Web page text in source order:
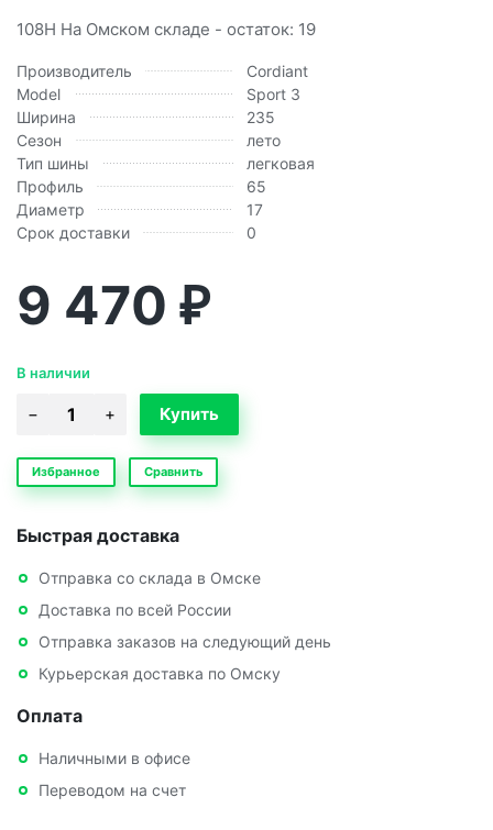
108H На Омском складе - остаток: 19
Производитель
Cordiant
Model
Sport 3
Ширина
235
Сезон
лето
Тип шины
легковая
Профиль
65
Диаметр
17
Срок доставки
0
9 470 ₽
В наличии
Избранное Сравнить
Быстрая доставка
Отправка со склада в Омске
Доставка по всей России
Отправка заказов на следующий день
Курьерская доставка по Омску
Оплата
Наличными в офисе
Переводом на счет